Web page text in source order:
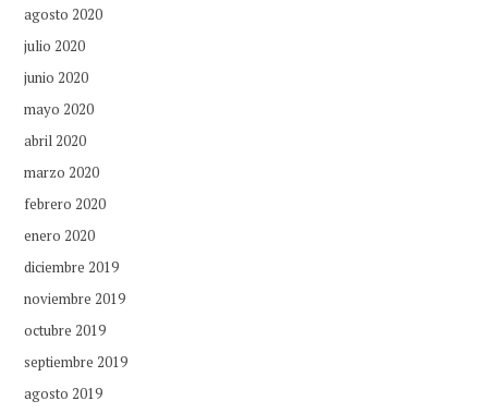
agosto 2020
julio 2020
junio 2020
mayo 2020
abril 2020
marzo 2020
febrero 2020
enero 2020
diciembre 2019
noviembre 2019
octubre 2019
septiembre 2019
agosto 2019